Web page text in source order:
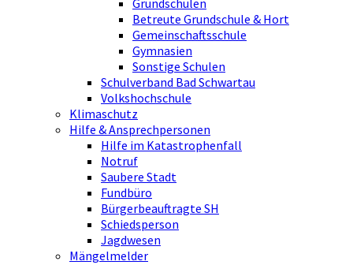
Betreute Grundschule & Hort
Gemeinschaftsschule
Gymnasien
Sonstige Schulen
Schulverband Bad Schwartau
Volkshochschule
Klimaschutz
Hilfe & Ansprechpersonen
Hilfe im Katastrophenfall
Notruf
Saubere Stadt
Fundbüro
Bürgerbeauftragte SH
Schiedsperson
Jagdwesen
Mängelmelder